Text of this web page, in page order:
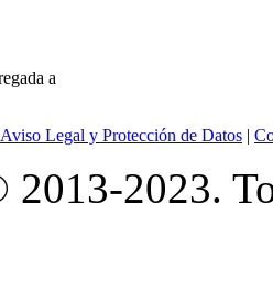
a
Aviso Legal y Protección de Datos |
2023.